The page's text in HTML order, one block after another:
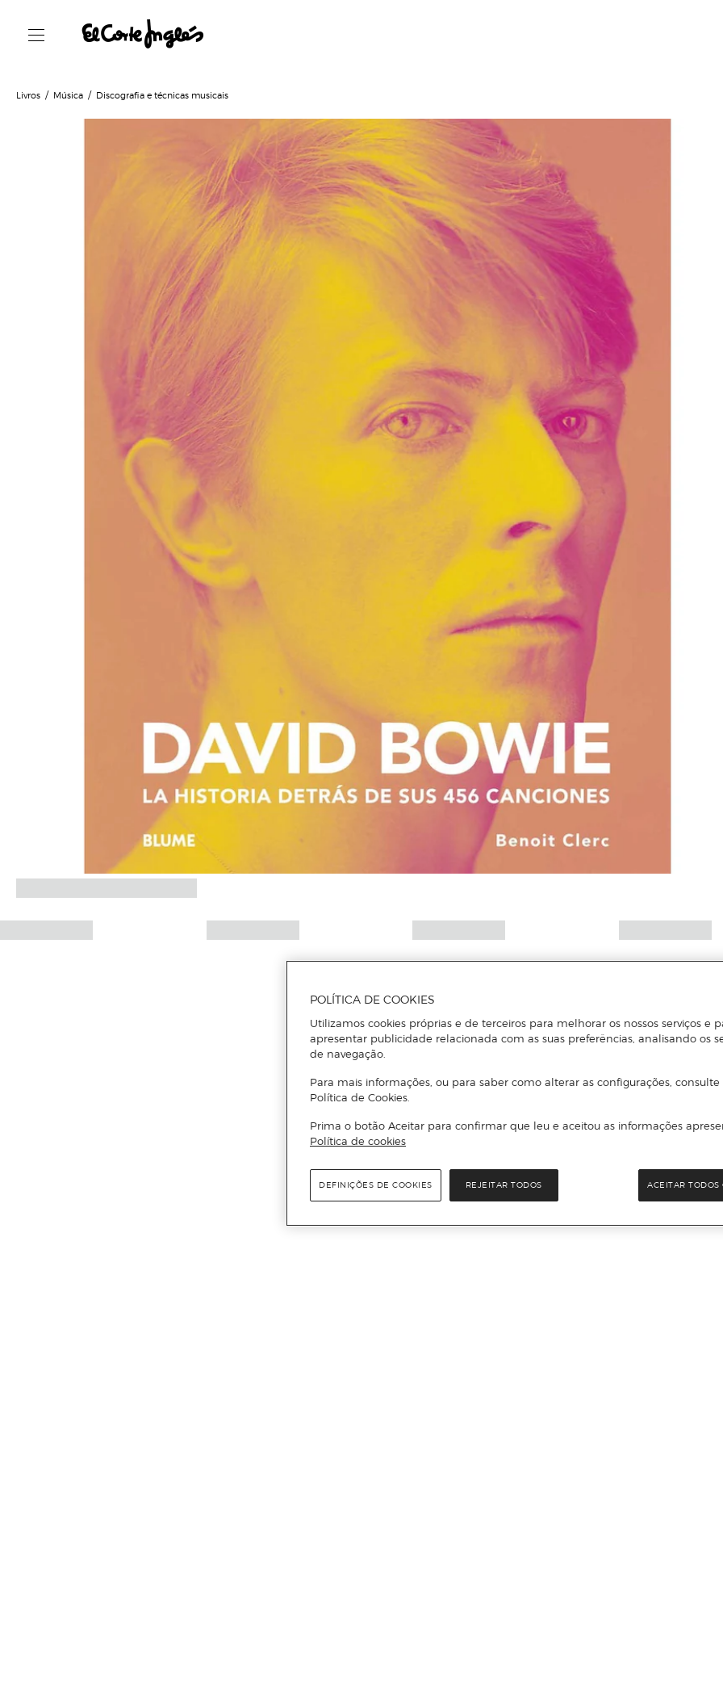
Livros Música Discografia e técnicas musicais
POLÍTICA DE COOKIES
Utilizamos cookies próprias e de terceiros para melhorar os nossos serviços e
apresentar publicidade relacionada com as suas preferências, analisando os
de navegação.
Para mais informações, ou para saber como alterar as configurações, consulte
Política de Cookies.
Prima o botão Aceitar para confirmar que leu e aceitou as informações
Política de cookies
REJEITAR TODOS ACEITAR TODOS
DEFINIÇÕES DE COOKIES